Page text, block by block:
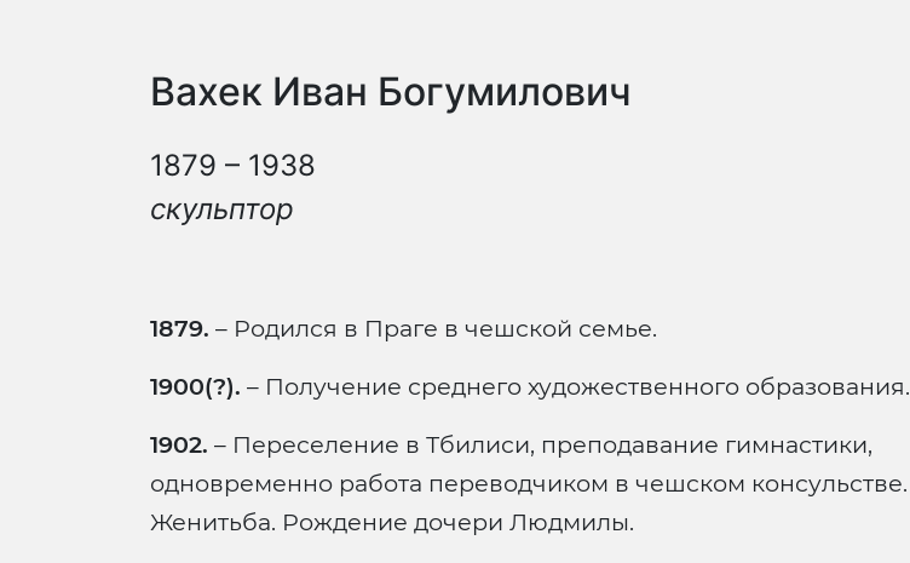
Вахек Иван Богумилович
1879 – 1938
скульптор
1879. – Родился в Праге в чешской семье.
1900(?). – Получение среднего художественного образования.
1902. – Переселение в Тбилиси, преподавание гимнастики,
одновременно работа переводчиком в чешском консульстве.
Женитьба. Рождение дочери Людмилы.